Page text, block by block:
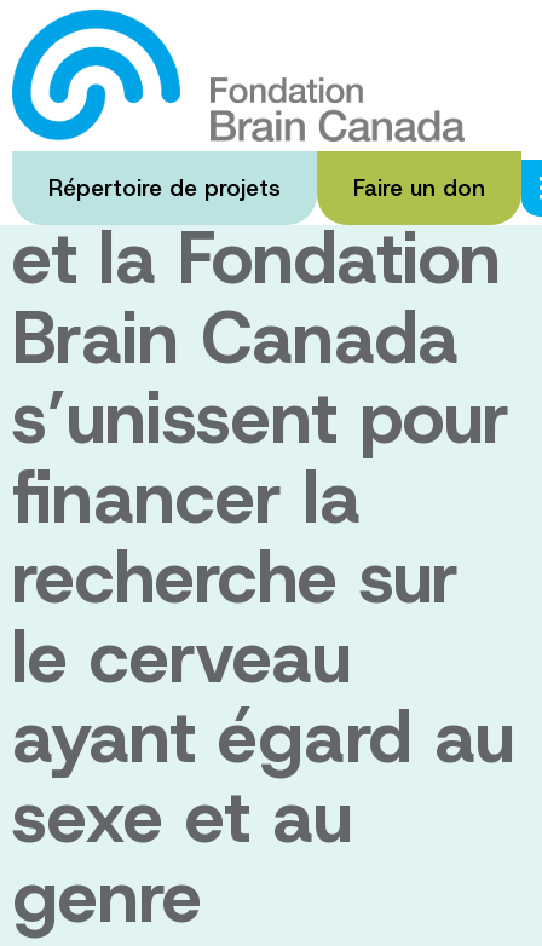
Passer
au
contenu
principal
Répertoire de projets Faire un don
Women’s Brain
Health Initiative
et la Fondation
Brain Canada
s’unissent pour
financer la
recherche sur
le cerveau
ayant égard au
sexe et au
genre